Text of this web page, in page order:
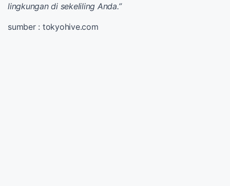
lingkungan di sekeliling Anda.”
sumber : tokyohive.com